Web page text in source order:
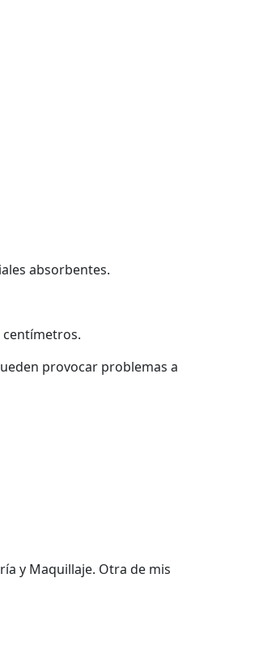
absorbentes.
centímetros.
provocar problemas a
y Maquillaje. Otra de mis